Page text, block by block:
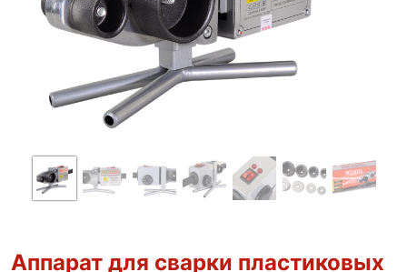
Аппарат для сварки пластиковых